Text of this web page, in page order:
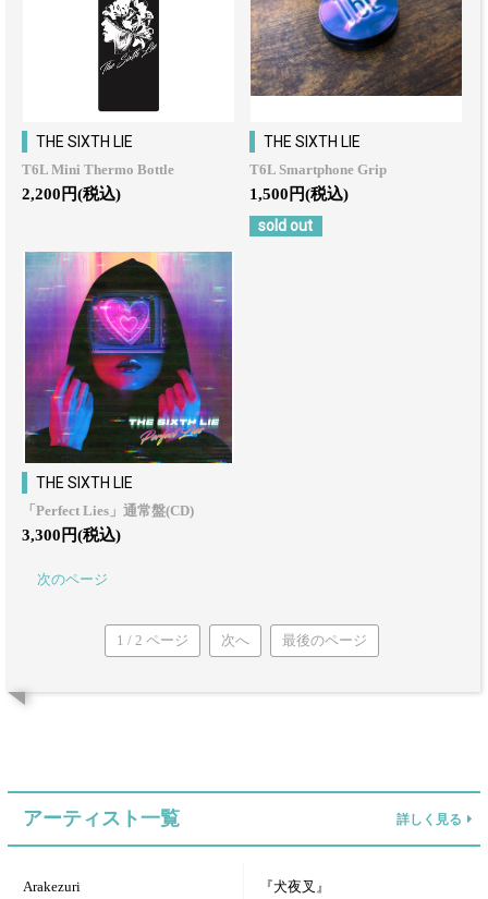
THE SIXTH LIE
T6L Mini Thermo Bottle
2,200円(税込)
THE SIXTH LIE
T6L Smartphone Grip
1,500円(税込)
sold out
THE SIXTH LIE
「Perfect Lies」通常盤(CD)
3,300円(税込)
次のページ
1 / 2 ページ 次へ 最後のページ
アーティスト一覧 詳しく見る
Arakezuri 『犬夜叉』